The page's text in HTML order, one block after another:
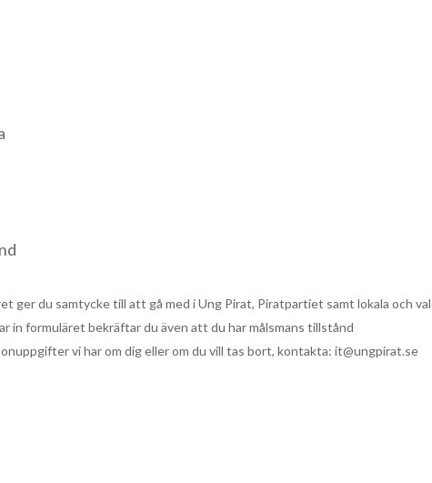
ger du samtycke till att gå med i Ung Pirat, Piratpartiet samt lokala och
in formuläret bekräftar du även att du har målsmans tillstånd
vi har om dig eller om du vill tas bort, kontakta: it@ungpirat.se